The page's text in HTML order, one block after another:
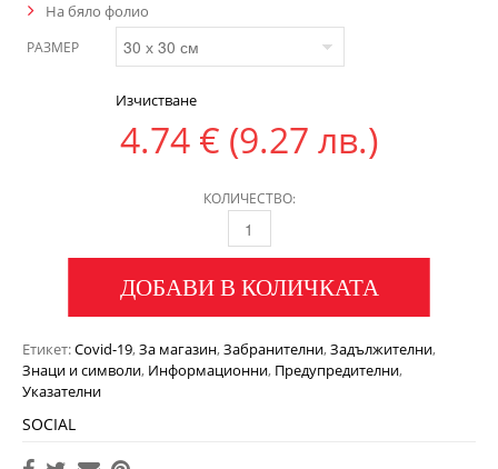
На бяло фолио
РАЗМЕР
Изчистване
4.74 € (9.27 лв.)
КОЛИЧЕСТВО:
ДОБАВИ В КОЛИЧКАТА
Етикет:Covid-19,За магазин,Забранителни,Задължителни,
Знаци и символи, Информационни, Предупредителни,
Указателни
SOCIAL